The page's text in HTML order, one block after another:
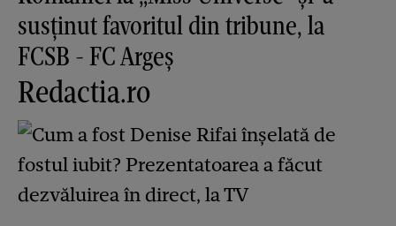
susținut favoritul din tribune, la
FCSB - FC Argeș
Redactia.ro